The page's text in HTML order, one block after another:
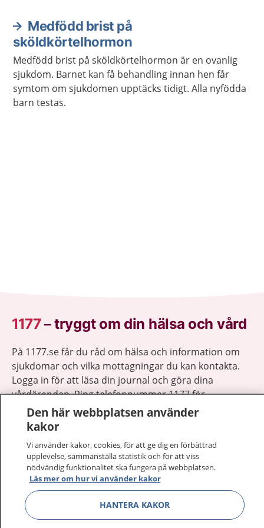
Medfödd brist på
sköldkörtelhormon
Medfödd brist på sköldkörtelhormon är en ovanlig
sjukdom. Barnet kan få behandling innan hen får
symtom om sjukdomen upptäcks tidigt. Alla nyfödda
barn testas.
1177–tryggt om din hälsa och vård
På 1177.se får du råd om hälsa och information om
sjukdomar och vilka mottagningar du kan kontakta.
Logga in för att läsa din journal och göra dina
vårdärenden. Ring telefonnummer 1177 för
sjukvårdsrådgivning dygnet runt.
1177 ger dig råd när du vill må bättre.
1177 på flera språk Visa
Den här webbplatsen använder
kakor
Vi använder kakor, cookies, för att ge dig en förbättrad
upplevelse, sammanställa statistik och för att viss
nödvändig funktionalitet ska fungera på webbplatsen.
Läs mer om hur vi använder kakor
HANTERA KAKOR